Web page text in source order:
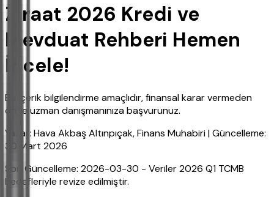
Ziraat 2026 Kredi ve
Mevduat Rehberi Hemen
İncele!
Bu içerik bilgilendirme amaçlıdır, finansal karar vermeden
önce uzman danışmanınıza başvurunuz.
Yazar: Hava Akbaş Altınpıçak, Finans Muhabiri | Güncelleme:
30 Mart 2026
Son Güncelleme: 2026-03-30 - Veriler 2026 Q1 TCMB
hedefleriyle revize edilmiştir.